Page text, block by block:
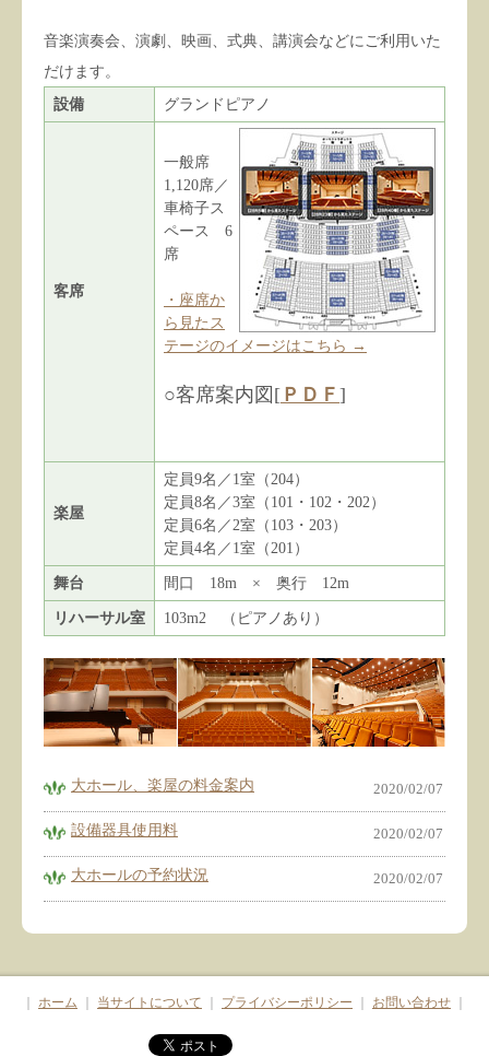
音楽演奏会、演劇、映画、式典、講演会などにご利用いた
だけます。
設備
グランドピアノ
客席
一般席
1,120席／
車椅子ス
ペース 6
席
・座席か
ら見たス
テージのイメージはこちら →
○客席案内図[ ＰＤＦ ]
楽屋
定員9名／1室（204）
定員8名／3室（101・102・202）
定員6名／2室（103・203）
定員4名／1室（201）
舞台
間口 18m × 奥行 12m
リハーサル室
103m2 （ピアノあり）
大ホール、楽屋の料金案内 2020/02/07
設備器具使用料 2020/02/07
大ホールの予約状況 2020/02/07
ホーム 当サイトについて プライバシーポリシー お問い合わせ